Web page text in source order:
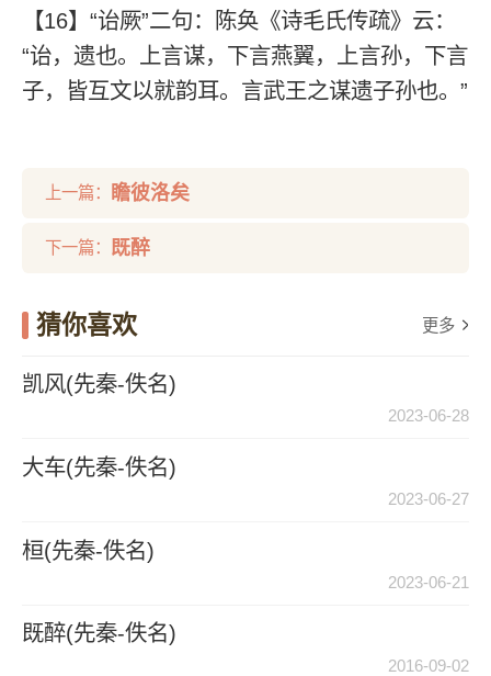
【16】“诒厥”二句：陈奂《诗毛氏传疏》云：
“诒，遗也。上言谋，下言燕翼，上言孙，下言
子，皆互文以就韵耳。言武王之谋遗子孙也。”
上一篇： 瞻彼洛矣
下一篇： 既醉
猜你喜欢 更多
凯风(先秦-佚名)
2023-06-28
大车(先秦-佚名)
2023-06-27
桓(先秦-佚名)
2023-06-21
既醉(先秦-佚名)
2016-09-02